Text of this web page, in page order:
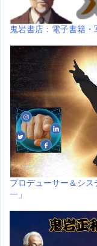
鬼岩書店：電子書籍
プロデューサー＆シ
一」